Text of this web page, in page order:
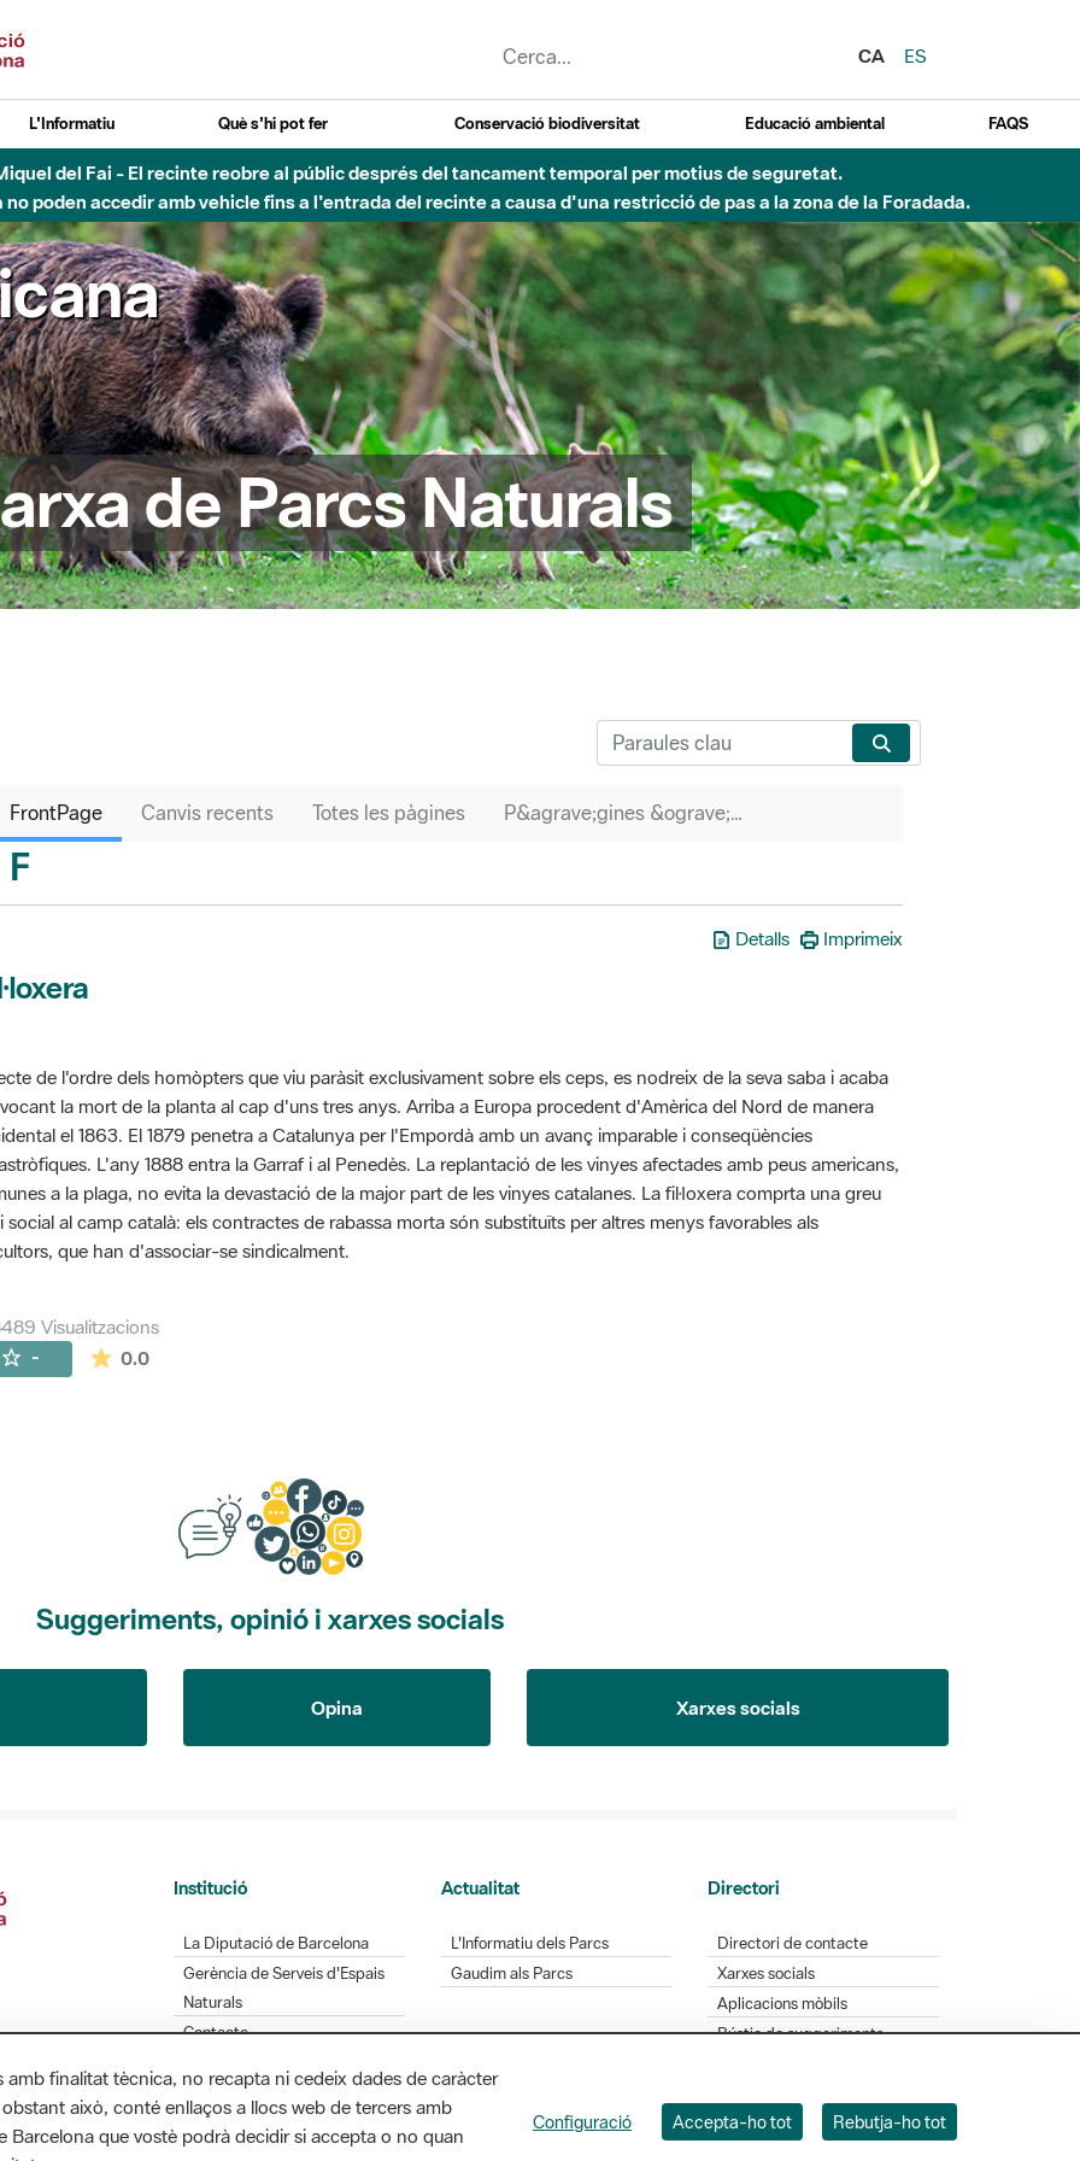
CA
ES
L'Informatiu Què s'hi pot fer Conservació biodiversitat Educació ambiental FAQS
del Fai - El recinte reobre al públic després del tancament temporal per motius de seguretat.
poden accedir amb vehicle fins a l'entrada del recinte a causa d'una restricció de pas a la zona de la Foradada.
de Parcs Naturals
FrontPage Canvis recents Totes les pàgines P&agrave;gines &ograve;rfenes
F
Detalls Imprimeix
de l'ordre dels homòpters que viu paràsit exclusivament sobre els ceps, es nodreix de la seva saba i acaba
la mort de la planta al cap d'uns tres anys. Arriba a Europa procedent d'Amèrica del Nord de manera
el 1863. El 1879 penetra a Catalunya per l'Empordà amb un avanç imparable i conseqüències
L'any 1888 entra la Garraf i al Penedès. La replantació de les vinyes afectades amb peus americans,
a la plaga, no evita la devastació de la major part de les vinyes catalanes. La fil·loxera comprta una greu
social al camp català: els contractes de rabassa morta són substituïts per altres menys favorables als
que han d'associar-se sindicalment.
Visualitzacions
- 0.0La mitjana de les valoracions és de 0 estrelles de 5.
Suggeriments, opinió i xarxes socials
Opina Xarxes socials
Institució
La Diputació de Barcelona
Gerència de Serveis d'Espais
Naturals
Contacte
Actualitat
L'Informatiu dels Parcs
Gaudim als Parcs
Directori
Directori de contacte
Xarxes socials
Aplicacions mòbils
Bústia de suggeriments
Diputació de Barcelona. Edifici Llacuna, 1a planta. Badajoz, 49. 08005 Barcelona. Tel. 934 022 428
finalitat tècnica, no recapta ni cedeix dades de caràcter
això, conté enllaços a llocs web de tercers amb
Barcelona que vostè podrà decidir si accepta o no quan
Configuració Accepta-ho tot Rebutja-ho tot